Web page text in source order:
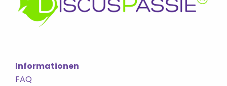
Informationen
FAQ